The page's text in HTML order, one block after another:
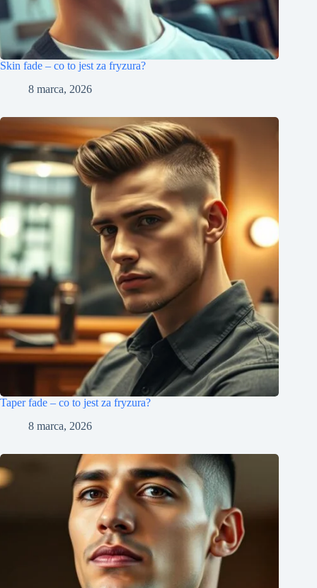
Skin fade – co to jest za fryzura?
8 marca, 2026
Taper fade – co to jest za fryzura?
8 marca, 2026